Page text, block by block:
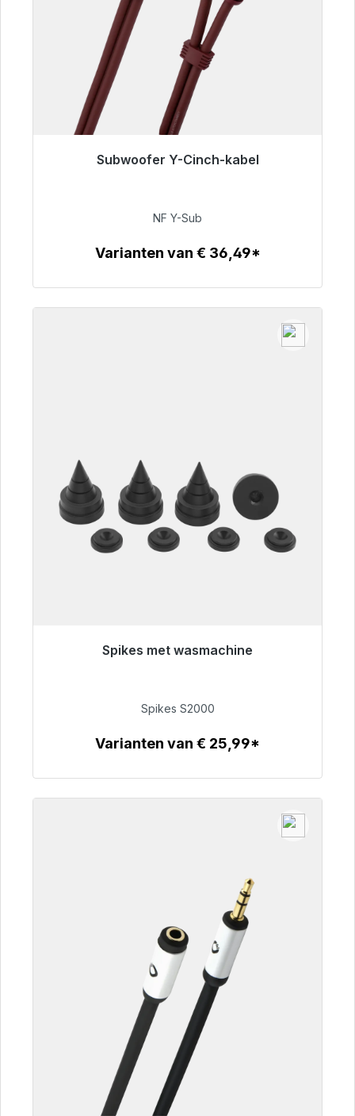
Subwoofer Y-Cinch-kabel
Klaar voor onmiddellijke verzending, levertijd
€ 50,99
NF Y-Sub
Varianten van € 36,49*
Spikes met wasmachine
Klaar voor onmiddellijke verzending, levertijd
€ 51,49
Spikes S2000
Varianten van € 25,99*